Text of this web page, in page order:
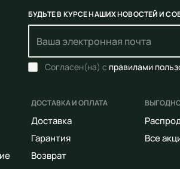
БУДЬТЕ В КУРСЕ НАШИХ НОВОСТЕЙ И
Согласен(на) с правилами
ДОСТАВКА И ОПЛАТА
Доставка
Гарантия
Возврат
Все